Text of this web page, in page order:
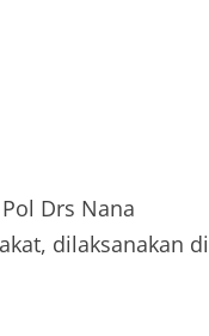
Drs Nana
dilaksanakan di